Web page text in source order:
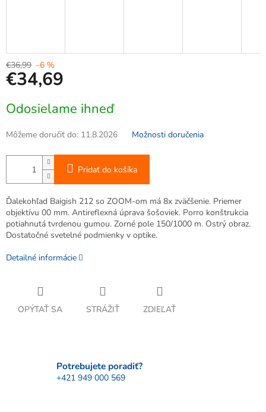
€36,99 –6 %
€34,69
cena:
Odosielame ihneď
Môžeme doručiť do: 11.8.2026 Možnosti doručenia
Pridať do košíka
Ďalekohľad Baigish 212 so ZOOM-om má 8x zväčšenie. Priemer
objektívu 00 mm. Antireflexná úprava šošoviek. Porro konštrukcia
potiahnutá tvrdenou gumou. Zorné pole 150/1000 m. Ostrý obraz.
Dostatočné svetelné podmienky v optike.
Detailné informácie
OPÝTAŤ SA STRÁŽIŤ ZDIEĽAŤ
Potrebujete poradiť?
+421 949 000 569